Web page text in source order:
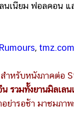
นเนียม ฟอลคอน แ
, tmz.com
สำหรับหนังภาคต่
น รวมทั้งยานมิลเ
อย่ารอช้า มาชมภา